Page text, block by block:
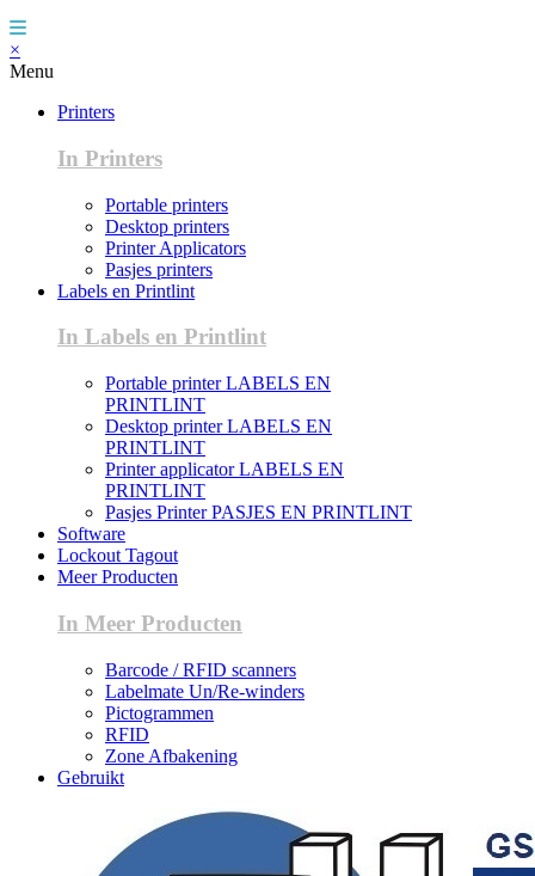
×
Menu
Printers
In Printers
Portable printers
Desktop printers
Printer Applicators
Pasjes printers
Labels en Printlint
In Labels en Printlint
Portable printer LABELS EN
PRINTLINT
Desktop printer LABELS EN
PRINTLINT
Printer applicator LABELS EN
PRINTLINT
Pasjes Printer PASJES EN PRINTLINT
Software
Lockout Tagout
Meer Producten
In Meer Producten
Barcode / RFID scanners
Labelmate Un/Re-winders
Pictogrammen
RFID
Zone Afbakening
Gebruikt